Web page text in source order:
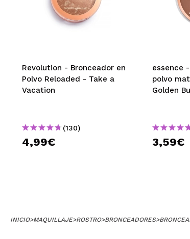
Revolution - Bronceador en
Polvo Reloaded - Take a
Vacation
(130)
4,99€
essence
polvo
Golden
3,59€
INICIO>MAQUILLAJE>ROSTRO>BRONCEADORES>